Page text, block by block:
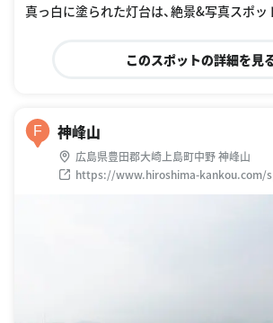
真っ白に塗られた灯台は、絶景&写真スポッ
このスポットの詳細を見
F 神峰山
広島県豊田郡大崎上島町中野 神峰山
https://www.hiroshima-kankou.com/